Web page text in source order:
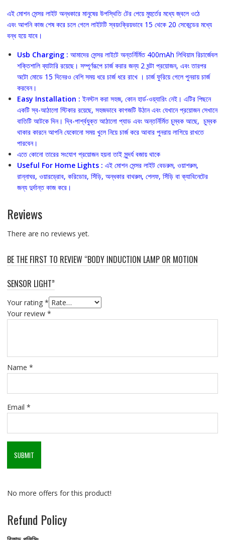
এই মোশন সেন্সর লাইট অন্ধকারে মানুষের উপস্থিতি টের পেয়ে মুহুর্তের মধ্যে জ্বলে ওঠে
এবং আপনি কাজ শেষ করে চলে গেলে লাইটটি স্বয়ংক্রিয়ভাবে 15 থেকে 20 সেকেন্ডের মধ্যে
বন্ধ হয়ে যাবে।
Usb Charging : আমাদের সেন্সর লাইটে অন্তর্নির্মিত 400mAh লিথিয়াম রিচার্জেবল
শক্তিশালি ব্যাটারি রয়েছে। সম্পূর্ণরূপে চার্জ করার জন্য 2 ঘন্টা প্রয়োজন, এবং তারপর
অটো মোডে 15 দিনেরও বেশি সময় ধরে চার্জ ধরে রাখে । চার্জ ফুরিয়ে গেলে পুনরায় চার্জ
করবেন।
Easy Installation : ইনস্টল করা সহজ, কোন হার্ড-ওয়্যারিং নেই। এটির পিছনে
একটি স্ব-আঠালো স্টিকার রয়েছে, সহজভাবে কাগজটি উঠান এবং যেখানে প্রয়োজন সেখানে
বাতিটি আটকে দিন। দ্বি-পার্শ্বযুক্ত আঠালো প্যাড এবং অন্তর্নির্মিত চুম্বক আছে, ‍চুম্বক
থাকার কারনে আপনি যেকোনো সময় খুলে নিয়ে চার্জ করে আবার পুনরায় লাগিয়ে রাখতে
পারবেন।
এতে কোনো তারের সংযোগ প্রয়োজন হয়না তাই সুন্দর্য বজায় থাকে
Useful For Home Lights : এই মোশন সেন্সর লাইট বেডরুম, ওয়াশরুম,
রান্নাঘর, ওয়ারড্রোব, করিডোর, সিঁড়ি, অন্ধকার বাথরুম, শেলফ, সিঁড়ি বা ক্যাবিনেটের
জন্য দুর্দান্ত কাজ করে।
Reviews
There are no reviews yet.
BE THE FIRST TO REVIEW “BODY INDUCTION LAMP OR MOTION
SENSOR LIGHT”
Your rating *
Your review *
Name *
Email *
No more offers for this product!
Refund Policy